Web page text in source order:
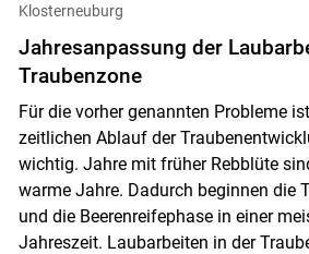
Klosterneuburg
Jahresanpassung der
Traubenzone
Für die vorher genannten Probleme
zeitlichen Ablauf der
wichtig. Jahre mit früher Rebblüte
warme Jahre. Dadurch beginnen die
und die Beerenreifephase in einer
Jahreszeit. Laubarbeiten in der